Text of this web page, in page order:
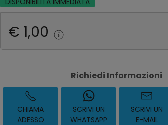
DISPONIBILITÀ IMMEDIATA
€ 1,00
Richiedi Informazioni
CHIAMA
ADESSO
SCRIVI UN
WHATSAPP
SCRIVI UN
E-MAIL